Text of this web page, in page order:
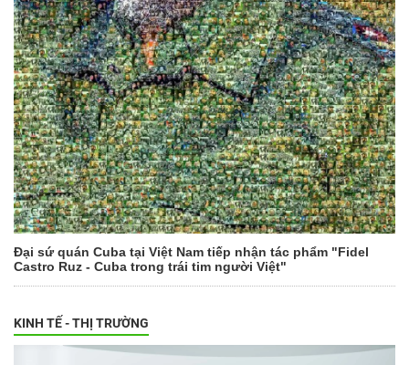
Đại sứ quán Cuba tại Việt Nam tiếp nhận tác phẩm "Fidel
Castro Ruz - Cuba trong trái tim người Việt"
KINH TẾ - THỊ TRƯỜNG